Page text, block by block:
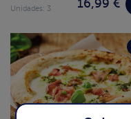
16,99 €
Unidades: 3